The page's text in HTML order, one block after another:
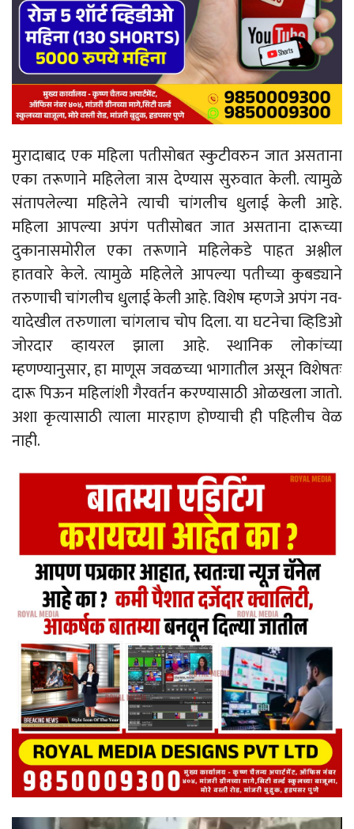
मुरादाबाद एक महिला पतीसोबत स्कुटीवरुन जात असताना
एका तरूणाने महिलेला त्रास देण्यास सुरुवात केली. त्यामुळे
संतापलेल्या महिलेने त्याची चांगलीच धुलाई केली आहे.
महिला आपल्या अपंग पतीसोबत जात असताना दारूच्या
दुकानासमोरील एका तरूणाने महिलेकडे पाहत अश्लील
हातवारे केले. त्यामुळे महिलेले आपल्या पतीच्या कुबड्याने
तरुणाची चांगलीच धुलाई केली आहे. विशेष म्हणजे अपंग नव-
यादेखील तरुणाला चांगलाच चोप दिला. या घटनेचा व्हिडिओ
जोरदार व्हायरल झाला आहे. स्थानिक लोकांच्या
म्हणण्यानुसार, हा माणूस जवळच्या भागातील असून विशेषतः
दारू पिऊन महिलांशी गैरवर्तन करण्यासाठी ओळखला जातो.
अशा कृत्यासाठी त्याला मारहाण होण्याची ही पहिलीच वेळ
नाही.